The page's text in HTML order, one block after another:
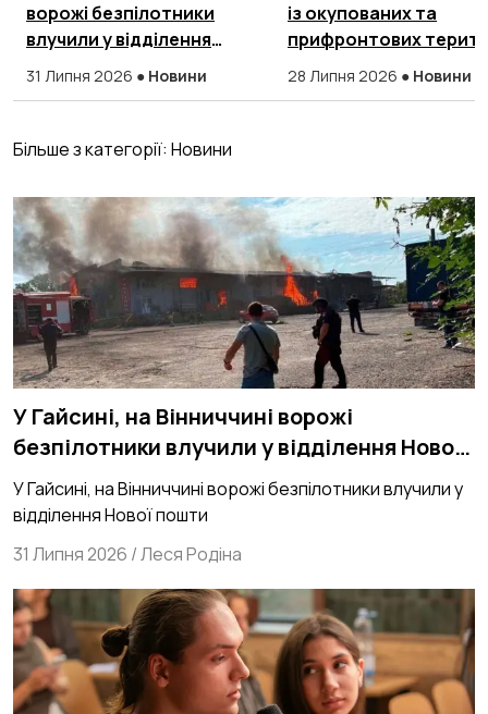
ворожі безпілотники
влучили у відділення
Нової пошти
31 Липня 2026 ● Новини
із окупованих та
прифронтових
подали документи в
28 Липня 2026 ● Новини
Більше з категорії: Новини
У Гайсині, на Вінниччині ворожі
безпілотники влучили у відділення Нової
пошти
У Гайсині, на Вінниччині ворожі безпілотники влучили у
відділення Нової пошти
31 Липня 2026 /Леся Родіна